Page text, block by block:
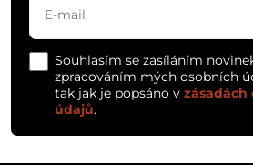
Souhlasím se zasíláním
zpracováním mých osobních
tak jak je popsáno v zásadách
údajů.